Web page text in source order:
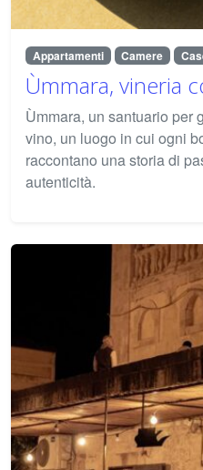
Appartamenti Camere
Ùmmara, vineria
Ùmmara, un santuario per
vino, un luogo in cui ogni
raccontano una storia di
autenticità.